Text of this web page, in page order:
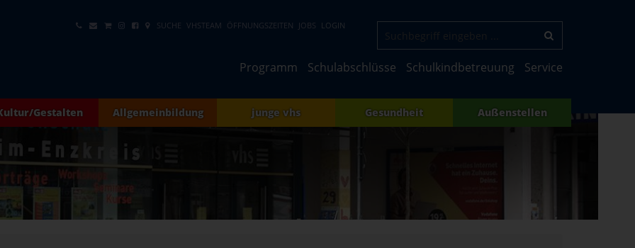
SUCHE VHSTEAM ÖFFNUNGSZEITEN JOBS LOGIN
Programm Schulabschlüsse Schulkindbetreuung Service
Gestalten Allgemeinbildung junge vhs Gesundheit Außenstellen